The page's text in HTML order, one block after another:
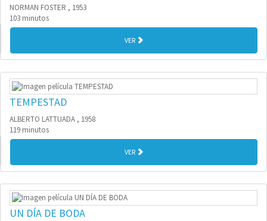
NORMAN FOSTER , 1953
103 minutos
VER
TEMPESTAD
ALBERTO LATTUADA , 1958
119 minutos
VER
UN DÍA DE BODA